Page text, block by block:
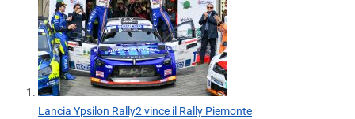
Lancia Ypsilon Rally2 vince il Rally Piemonte